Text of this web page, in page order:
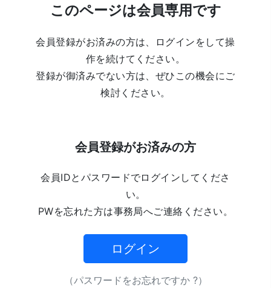
このページは会員専用です
会員登録がお済みの方は、ログインをして操
作を続けてください。
登録が御済みでない方は、ぜひこの機会にご
検討ください。
会員登録がお済みの方
会員IDとパスワードでログインしてくださ
い。
PWを忘れた方は事務局へご連絡ください。
ログイン
（パスワードをお忘れですか ?）